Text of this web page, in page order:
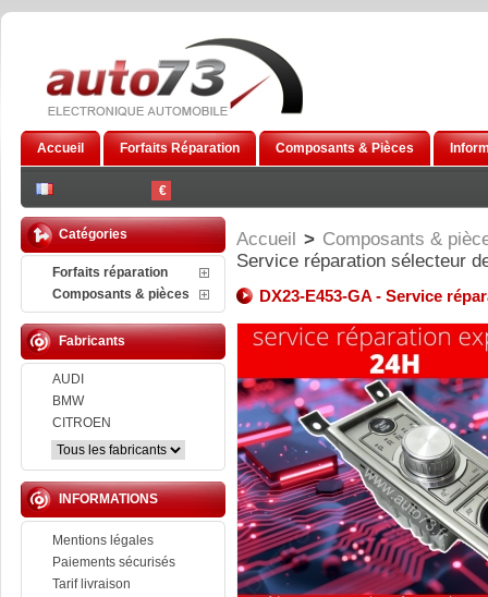
€
Accueil Forfaits Réparation Composants & Pièces
Catégories
Forfaits réparation
Composants & pièces
Fabricants
AUDI
BMW
CITROEN
INFORMATIONS
Mentions légales
Paiements sécurisés
Tarif livraison
Accueil > Composants &
Service réparation sélecteur
DX23-E453-GA - Service